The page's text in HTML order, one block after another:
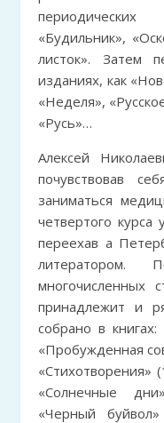
периодических
«Будильник»,
листок». Затем
изданиях, как
«Неделя»,
«Русь»…
Алексей
почувствовав
заниматься
четвертого
переехав а
литератором.
многочисленных
принадлежит и
собрано в
«Пробужденная
«Солнечные
«Черный